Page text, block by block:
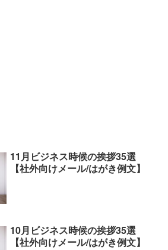
11月ビジネス時候の挨拶35選
【社外向けメール/はがき例文】
10月ビジネス時候の挨拶35選
【社外向けメール/はがき例文】